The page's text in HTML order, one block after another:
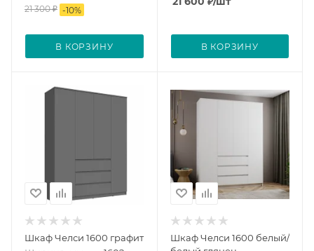
21 300₽ -10%
В КОРЗИНУ В КОРЗИНУ
Шкаф Челси 1600 графит
Шкаф Челси 1600 белый/